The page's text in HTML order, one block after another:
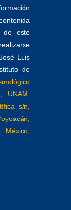
de este
Luis
de
UNAM.
s/n,